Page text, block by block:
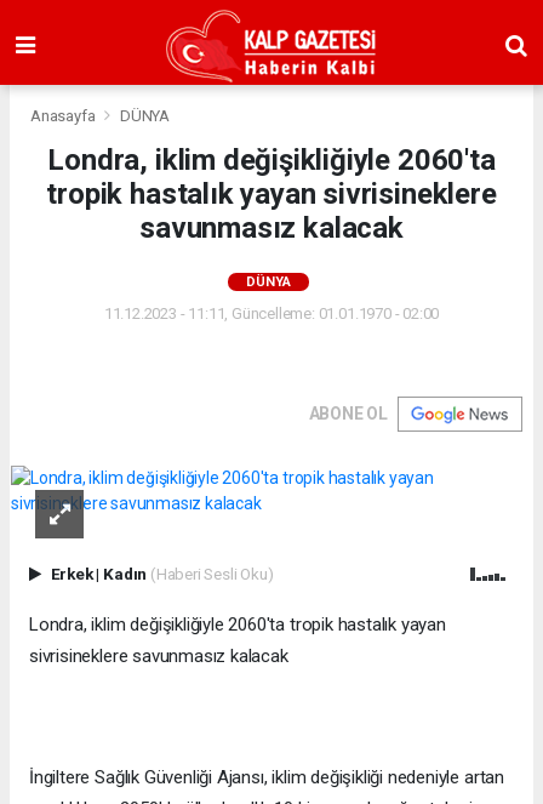
Anasayfa DÜNYA
Londra, iklim değişikliğiyle 2060'ta
tropik hastalık yayan sivrisineklere
savunmasız kalacak
DÜNYA
11.12.2023 - 11:11, Güncelleme: 01.01.1970 - 02:00
ABONE OL
Erkek| Kadın (Haberi Sesli Oku)
Londra, iklim değişikliğiyle 2060'ta tropik hastalık yayan
sivrisineklere savunmasız kalacak
İngiltere Sağlık Güvenliği Ajansı, iklim değişikliği nedeniyle artan